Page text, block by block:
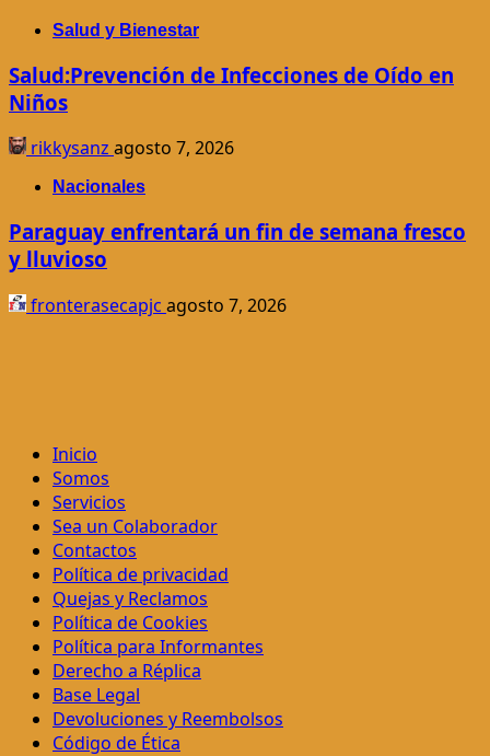
Salud y Bienestar
Salud:Prevención de Infecciones de Oído en
Niños
rikkysanz agosto 7, 2026
Nacionales
Paraguay enfrentará un fin de semana fresco
y lluvioso
fronterasecapjc agosto 7, 2026
Inicio
Somos
Servicios
Sea un Colaborador
Contactos
Política de privacidad
Quejas y Reclamos
Política de Cookies
Política para Informantes
Derecho a Réplica
Base Legal
Devoluciones y Reembolsos
Código de Ética